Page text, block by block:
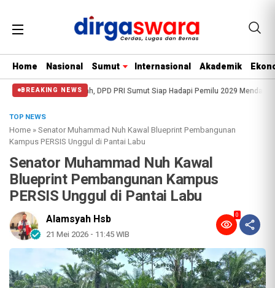
Home Nasional Sumut Internasional Akademik
BREAKING NEWS
Meriah, DPD PRI Sumut Siap Hadapi Pemilu 2029 Mendatang
TOP NEWS
Home »Senator Muhammad Nuh Kawal Blueprint Pembangunan
Kampus PERSIS Unggul di Pantai Labu
Senator Muhammad Nuh Kawal
Blueprint Pembangunan Kampus
PERSIS Unggul di Pantai Labu
Alamsyah Hsb
21 Mei 2026 - 11:45 WIB
0